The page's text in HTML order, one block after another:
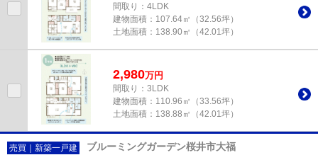
間取り：4LDK
建物面積： 107.64㎡（32.56坪）
土地面積： 138.90㎡（42.01坪）
2,980万円
間取り：3LDK
建物面積： 110.96㎡（33.56坪）
土地面積： 138.88㎡（42.01坪）
売買｜新築一戸建 ブルーミングガーデン桜井市大福